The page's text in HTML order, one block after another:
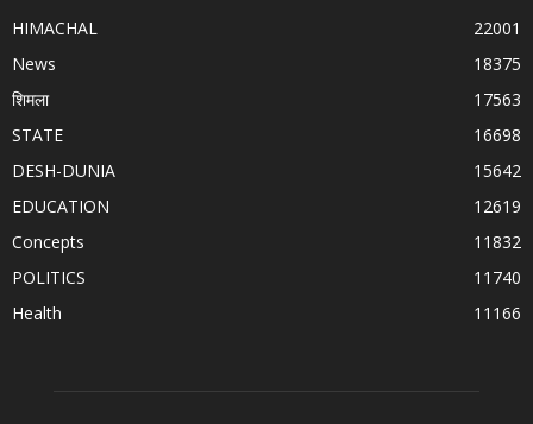
HIMACHAL
22001
News
18375
शिमला
17563
STATE
16698
DESH-DUNIA
15642
EDUCATION
12619
Concepts
11832
POLITICS
11740
Health
11166